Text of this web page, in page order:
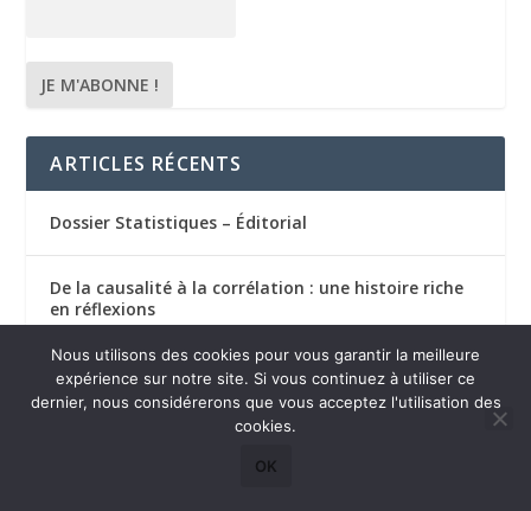
ARTICLES RÉCENTS
Dossier Statistiques – Éditorial
De la causalité à la corrélation : une histoire riche
en réflexions
L’IA générative : une histoire de mathématiques –
Voyage au cœur des équations qui font parler les
machines
Nous utilisons des cookies pour vous garantir la meilleure
expérience sur notre site. Si vous continuez à utiliser ce
dernier, nous considérerons que vous acceptez l'utilisation des
cookies.
OK